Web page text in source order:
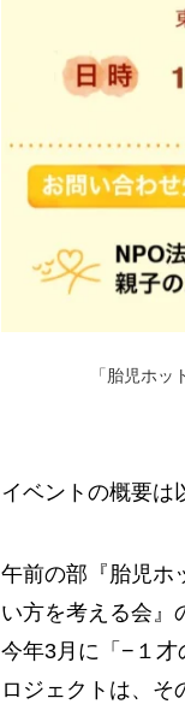
「胎児ホ
イベントの概要は
午前の部『胎児ホ
い方を考える会』
今年3月に「−１才
ロジェクトは、そ